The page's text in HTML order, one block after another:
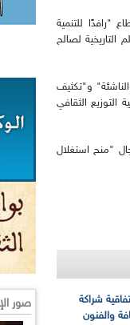
"رافدًا للتنمية
التاريخية لصالح
و"تكثيف
التوزيع الثقافي
"منح استغلال
شراكة
والفنون
صور